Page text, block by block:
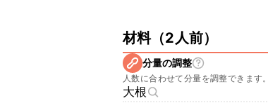
材料（2人前）
分量の調整
人数に合わせて分量を調整できます
大根